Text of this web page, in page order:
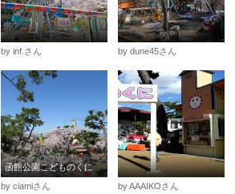
by inf.さん by dune45さん
函館公園こどものくに
by ciamiさん
by AAAIKOさん